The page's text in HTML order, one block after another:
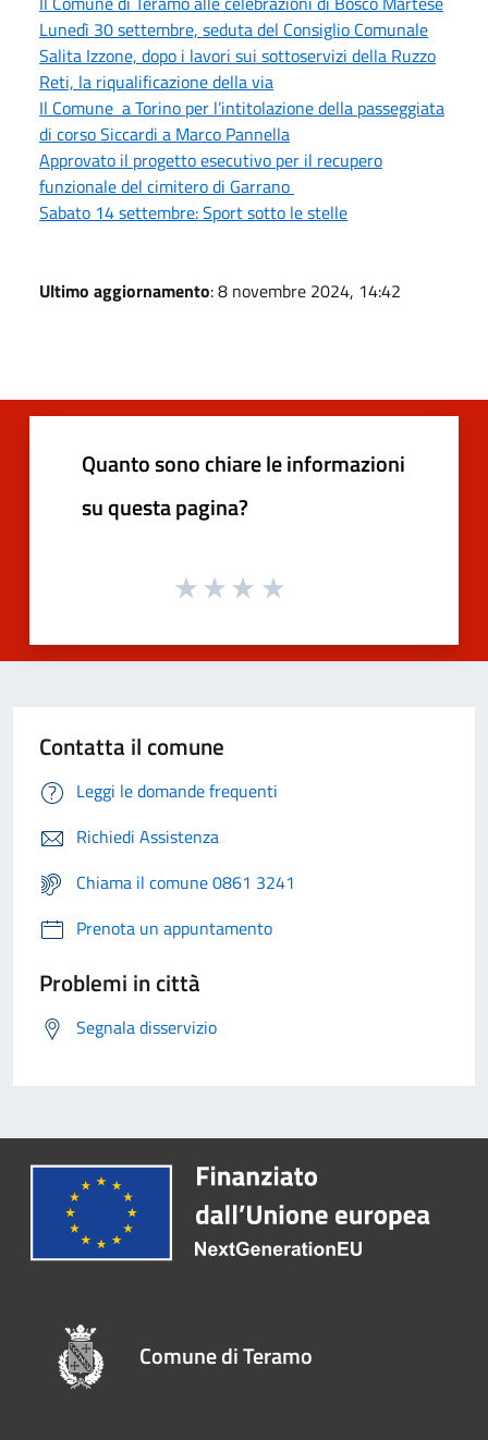
Lunedì 30 settembre, seduta del Consiglio Comunale
Salita Izzone, dopo i lavori sui sottoservizi della Ruzzo
Reti, la riqualificazione della via
Il Comune a Torino per l’intitolazione della passeggiata
di corso Siccardi a Marco Pannella
Approvato il progetto esecutivo per il recupero
funzionale del cimitero di Garrano
Sabato 14 settembre: Sport sotto le stelle
Ultimo aggiornamento: 8 novembre 2024, 14:42
Quanto sono chiare le informazioni
su questa pagina?
Contatta il comune
Leggi le domande frequenti
Richiedi Assistenza
Chiama il comune 0861 3241
Prenota un appuntamento
Problemi in città
Segnala disservizio
Comune di Teramo